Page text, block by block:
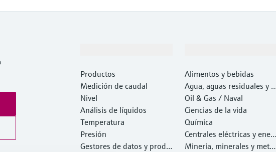
Productos
Medición de caudal
Nivel
Análisis de líquidos
Temperatura
Presión
Gestores de datos y produ
Alimentos y bebidas
Agua, aguas residuales y r
esiduos
Oil & Gas / Naval
Ciencias de la vida
Química
Centrales eléctricas y ener
gía
Minería, minerales y metal